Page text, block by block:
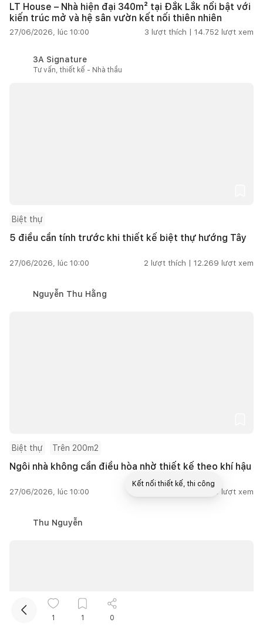
LT House – Nhà hiện đại 340m² tại Đắk Lắk nổi bật với
kiến trúc mở và hệ sân vườn kết nối thiên nhiên
27/06/2026, lúc 10:00 3 lượt thích | 14.752 lượt xem
3A Signature
Tư vấn, thiết kế - Nhà thầu
Biệt thự
5 điều cần tính trước khi thiết kế biệt thự hướng Tây
27/06/2026, lúc 10:00 2 lượt thích | 12.269 lượt xem
Nguyễn Thu Hằng
Biệt thự Trên 200m2
Ngôi nhà không cần điều hòa nhờ thiết kế theo khí hậu
27/06/2026, lúc 10:00 13.549 lượt xem
Thu Nguyễn
1 1 0
Kết nối thiết kế, thi công